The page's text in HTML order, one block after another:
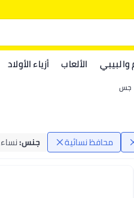
والبيبي الألعاب أزياء الأولاد
جس
محافظ نسائية جنس:نساء